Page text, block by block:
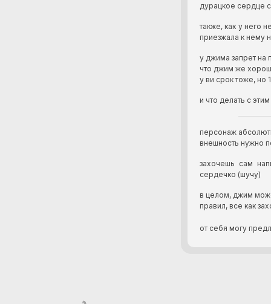
дурацкое сердце
также, как у него
приезжала к нему
у джима запрет на
что джим же
у ви срок тоже, но
и что делать с
персонаж
внешность нужно
захочешь сам
сердечко (шучу)
в целом, джим
правил, все как
от себя могу